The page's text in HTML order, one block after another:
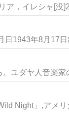
ア，イレシャ[没
日1943年8月17
ユダヤ人音楽
Night」,アメ